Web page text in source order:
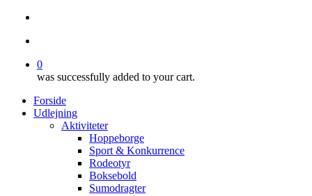
0
was successfully added to your cart.
Forside
Udlejning
Aktiviteter
Hoppeborge
Sport & Konkurrence
Rodeotyr
Boksebold
Sumodragter